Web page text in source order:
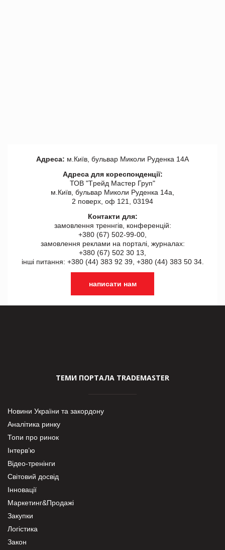
Адреса: м.Київ, бульвар Миколи Руденка 14А
Адреса для кореспонденції:
ТОВ "Tрейд Мастер Груп"
м.Київ, бульвар Миколи Руденка 14а,
2 поверх, оф 121, 03194
Контакти для:
замовлення треннгів, конференцій:
+380 (67) 502-99-00,
замовлення реклами на порталі, журналах:
+380 (67) 502 30 13,
інші питання: +380 (44) 383 92 39, +380 (44) 383 50 34.
написати нам
ТЕМИ ПОРТАЛА TRADEMASTER
Новини України та закордону
Аналітика ринку
Топи про ринок
Інтерв’ю
Відео-тренінги
Світовий досвід
Інновації
Маркетинг&Продажі
Закупки
Логістика
Закон